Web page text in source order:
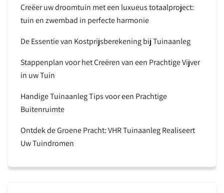
Creëer uw droomtuin met een luxueus totaalproject:
tuin en zwembad in perfecte harmonie
De Essentie van Kostprijsberekening bij Tuinaanleg
Stappenplan voor het Creëren van een Prachtige Vijver
in uw Tuin
Handige Tuinaanleg Tips voor een Prachtige
Buitenruimte
Ontdek de Groene Pracht: VHR Tuinaanleg Realiseert
Uw Tuindromen